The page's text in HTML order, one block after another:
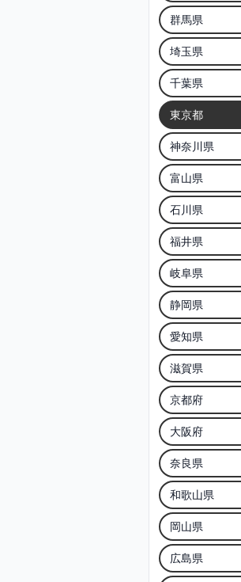
群馬県
埼玉県
千葉県
東京都
神奈川県
富山県
石川県
福井県
岐阜県
静岡県
愛知県
滋賀県
京都府
大阪府
奈良県
和歌山県
岡山県
広島県